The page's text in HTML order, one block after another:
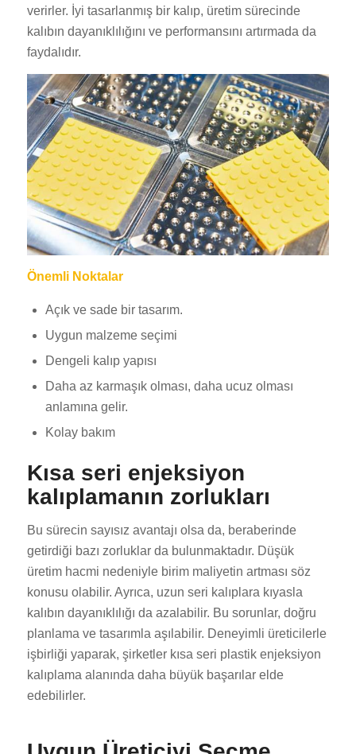
verirler. İyi tasarlanmış bir kalıp, üretim sürecinde
kalıbın dayanıklılığını ve performansını artırmada da
faydalıdır.
Önemli Noktalar
Açık ve sade bir tasarım.
Uygun malzeme seçimi
Dengeli kalıp yapısı
Daha az karmaşık olması, daha ucuz olması
anlamına gelir.
Kolay bakım
Kısa seri enjeksiyon
kalıplamanın zorlukları
Bu sürecin sayısız avantajı olsa da, beraberinde
getirdiği bazı zorluklar da bulunmaktadır. Düşük
üretim hacmi nedeniyle birim maliyetin artması söz
konusu olabilir. Ayrıca, uzun seri kalıplara kıyasla
kalıbın dayanıklılığı da azalabilir. Bu sorunlar, doğru
planlama ve tasarımla aşılabilir. Deneyimli üreticilerle
işbirliği yaparak, şirketler kısa seri plastik enjeksiyon
kalıplama alanında daha büyük başarılar elde
edebilirler.